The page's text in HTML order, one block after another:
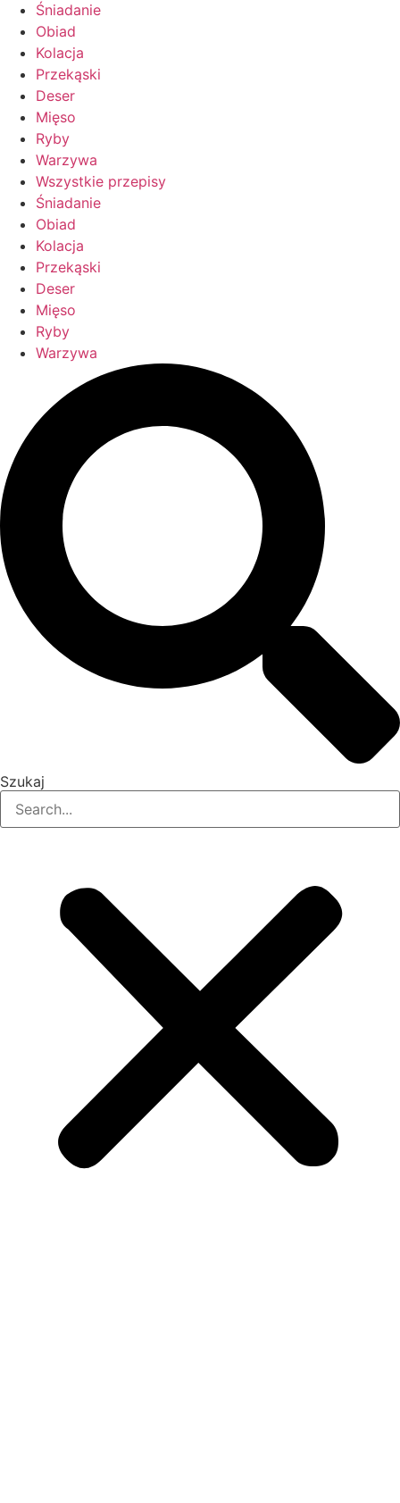
Śniadanie
Obiad
Kolacja
Przekąski
Deser
Mięso
Ryby
Warzywa
Wszystkie przepisy
Śniadanie
Obiad
Kolacja
Przekąski
Deser
Mięso
Ryby
Warzywa
Szukaj